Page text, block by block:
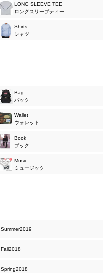
LONG SLEEVE TEE
ロングスリーブティー
Shirts
シャツ
Bag
バック
Wallet
ウォレット
Book
ブック
Music
ミュージック
Summer2019
Fall2018
Spring2018